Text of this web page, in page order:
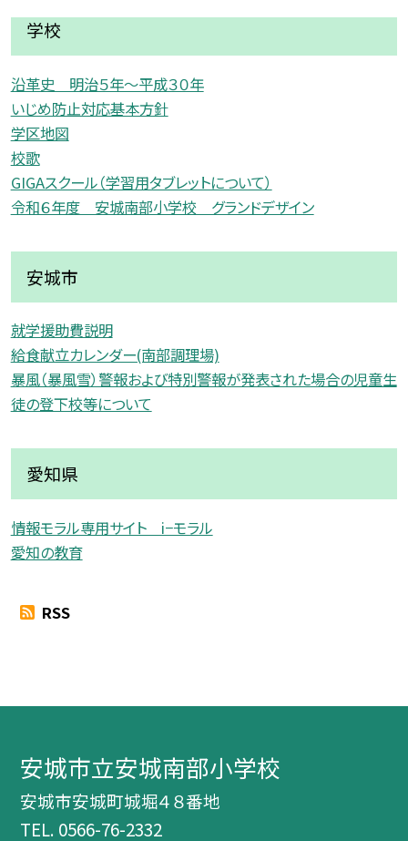
学校
沿革史 明治５年〜平成３０年
いじめ防止対応基本方針
学区地図
校歌
GIGAスクール（学習用タブレットについて）
令和６年度 安城南部小学校 グランドデザイン
安城市
就学援助費説明
給食献立カレンダー(南部調理場)
暴風（暴風雪）警報および特別警報が発表された場合の児童生
徒の登下校等について
愛知県
情報モラル専用サイト i−モラル
愛知の教育
RSS
安城市立安城南部小学校
安城市安城町城堀４８番地
TEL. 0566-76-2332